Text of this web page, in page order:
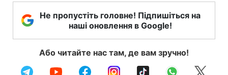
Не пропустіть головне! Підпишіться на
наші оновлення в Google!
Або читайте нас там, де вам зручно!